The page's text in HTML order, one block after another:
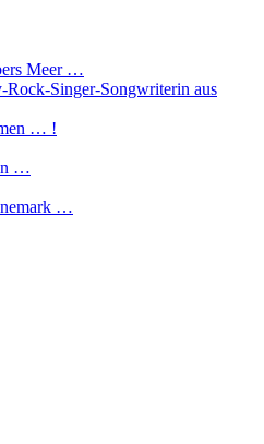
Meer …
Singer-Songwriterin aus
… !
…
…